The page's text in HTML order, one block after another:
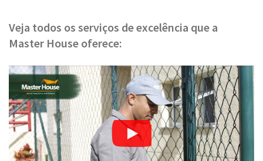
Veja todos os serviços de excelência que a
Master House oferece: